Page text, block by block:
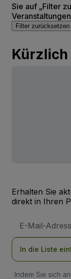
Sie auf „Filter
Filter zurücksetzen
Kürzlich
Erhalten Sie
direkt in Ihren
Mail-
In die Liste
Indem Sie sich